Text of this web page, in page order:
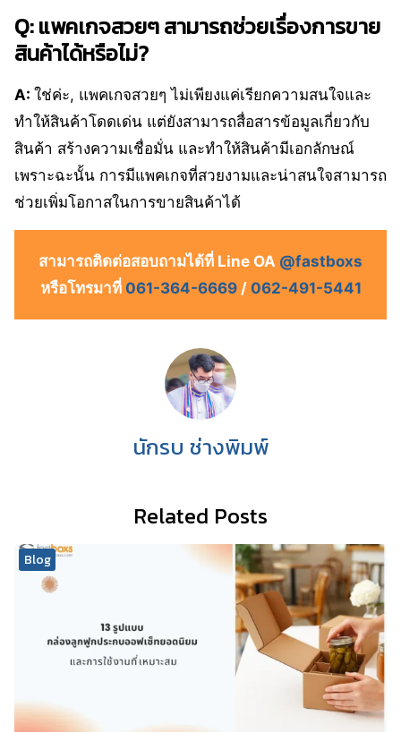
Q: แพคเกจสวยๆ สามารถช่วยเรื่องการขาย
สินค้าได้หรือไม่?
A: ใช่ค่ะ, แพคเกจสวยๆ ไม่เพียงแค่เรียกความสนใจและ
ทำให้สินค้าโดดเด่น แต่ยังสามารถสื่อสารข้อมูลเกี่ยวกับ
สินค้า สร้างความเชื่อมั่น และทำให้สินค้ามีเอกลักษณ์
เพราะฉะนั้น การมีแพคเกจที่สวยงามและน่าสนใจสามารถ
ช่วยเพิ่มโอกาสในการขายสินค้าได้
สามารถติดต่อสอบถามได้ที่ Line OA @fastboxs
หรือโทรมาที่ 061-364-6669/ 062-491-5441
นักรบ ช่างพิมพ์
Related Posts
Blog